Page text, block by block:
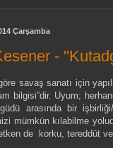
Çarşamba
-
savaş sanatı için
bilgisi”dir. Uyum;
arasında bir
mümkün kılabilme
de korku, tereddüt ve